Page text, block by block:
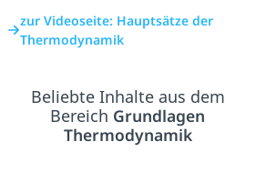
zur Videoseite: Hauptsätze der
Thermodynamik
Beliebte Inhalte aus dem
Bereich Grundlagen
Thermodynamik